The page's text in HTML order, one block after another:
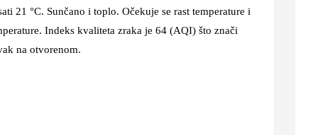
21 °C. Sunčano i toplo. Očekuje se rast temperature i
. Indeks kvaliteta zraka je 64 (AQI) što znači
na otvorenom.